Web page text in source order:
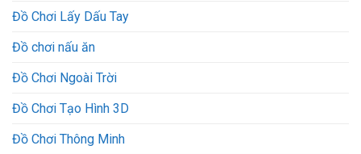
Đồ Chơi Lấy Dấu Tay
Đồ chơi nấu ăn
Đồ Chơi Ngoài Trời
Đồ Chơi Tạo Hình 3D
Đồ Chơi Thông Minh